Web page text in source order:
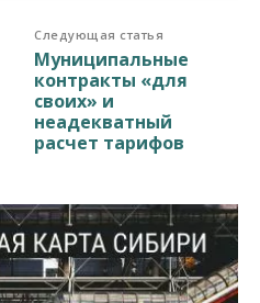
Следующая статья
Муниципальные
контракты «для
своих» и
неадекватный
расчет тарифов